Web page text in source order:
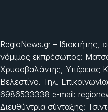
RegioNews.gr – Ιδιοκτήτης,
νόμιμος εκπρόσωπος:
Χρυσοβαλάντης, Υπέρειας
Βελεστίνο. Τηλ.
6986533338 e-mail:
Διευθύντρια σύνταξης: